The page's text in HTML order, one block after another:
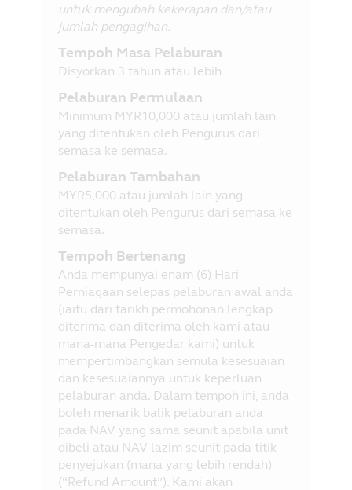
untuk mengubah kekerapan dan/atau
jumlah pengagihan.
Tempoh Masa Pelaburan
Disyorkan 3 tahun atau lebih
Pelaburan Permulaan
Minimum MYR10,000 atau jumlah lain
yang ditentukan oleh Pengurus dari
semasa ke semasa.
Pelaburan Tambahan
MYR5,000 atau jumlah lain yang
ditentukan oleh Pengurus dari semasa ke
semasa.
Tempoh Bertenang
Anda mempunyai enam (6) Hari
Perniagaan selepas pelaburan awal anda
(iaitu dari tarikh permohonan lengkap
diterima dan diterima oleh kami atau
mana-mana Pengedar kami) untuk
mempertimbangkan semula kesesuaian
dan kesesuaiannya untuk keperluan
pelaburan anda. Dalam tempoh ini, anda
boleh menarik balik pelaburan anda
pada NAV yang sama seunit apabila unit
dibeli atau NAV lazim seunit pada titik
penyejukan (mana yang lebih rendah)
(“Refund Amount”). Kami akan